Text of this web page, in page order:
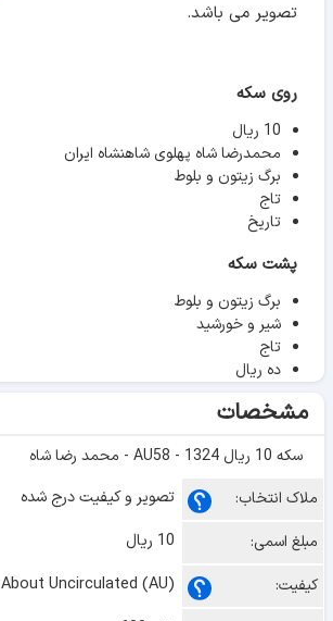
تصویر می باشد.
روی سکه
10 ریال
محمدرضا شاه پهلوی شاهنشاه ایران
برگ زیتون و بلوط
تاج
تاریخ
پشت سکه
برگ زیتون و بلوط
شیر و خورشید
تاج
ده ریال
مشخصات
سکه 10 ریال 1324 - AU58 - محمد رضا شاه
ملاک انتخاب:
تصویر و کیفیت درج شده
مبلغ اسمی:
10 ریال
کیفیت:
About Uncirculated (AU)